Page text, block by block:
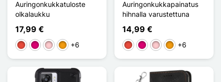
Auringonkukkatuloste
olkalaukku
17,99 €
Punainen
Magenta
PinkkiOranssi
+6
Auringonkukkapainatus
hihnalla varustettuna
14,99 €
Punainen
Magenta
PinkkiOranssi
+6